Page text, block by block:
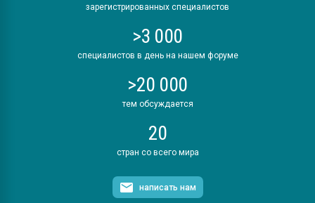
зарегистрированных специалистов
>3 000
специалистов в день на нашем форуме
>20 000
тем обсуждается
20
стран со всего мира
написать нам